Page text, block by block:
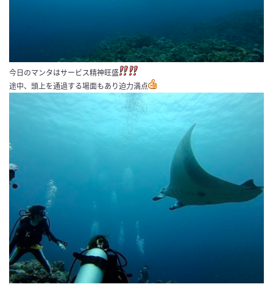
今日のマンタはサービス精神旺盛
途中、頭上を通過する場面もあり迫力満点